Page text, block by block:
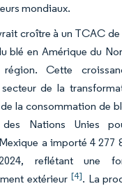
mondiaux.
croître à un TCAC de
blé en Amérique du
Cette
de la
la consommation de
des Nations Unies
a importé 4 277
reflétant une
extérieur [4]. La